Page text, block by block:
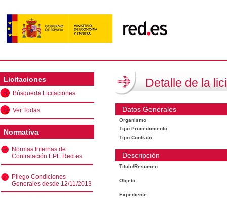
Licitaciones
Búsqueda Licitaciones
Ver Todas
Normativa
Normas Internas de
Contratación EPE Red.es
Pliego Condiciones
Generales desde 12/11/2013
Detalle de la
Datos Generales
Organismo
Tipo Procedimiento
Tipo Contrato
Descripción
Título/Resumen
Objeto
Expediente